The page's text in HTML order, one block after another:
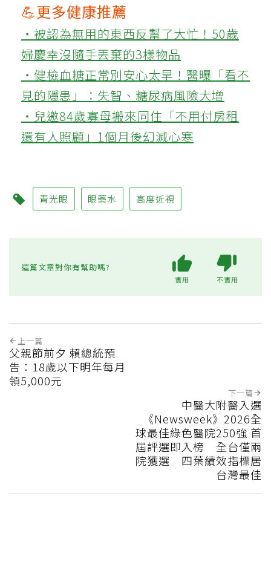
💪更多健康推薦
‧被認為無用的東西反幫了大忙！50歲
婦慶幸沒隨手丟棄的3樣物品
‧健檢血糖正常別安心太早！醫曝「看不
見的隱患」：失智、糖尿病風險大增
‧兒邀84歲寡母搬來同住「不用付房租
還有人照顧」1個月後幻滅心寒
青光眼 眼藥水 高度近視
這篇文章對你有幫助嗎?
實用 不實用
上一篇
父親節前夕 賴總統預
告：18歲以下明年每月
領5,000元
下一篇
中醫大附醫入選
《Newsweek》2026全
球最佳綠色醫院250強 首
屆評選即入榜 全台僅兩
院獲選 四葉績效指標居
台灣最佳